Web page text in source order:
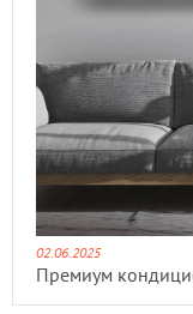
02.06.2025
Премиум